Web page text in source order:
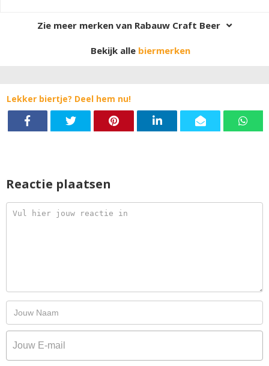
Zie meer merken van Rabauw Craft Beer
Bekijk alle biermerken
Lekker biertje? Deel hem nu!
Reactie plaatsen